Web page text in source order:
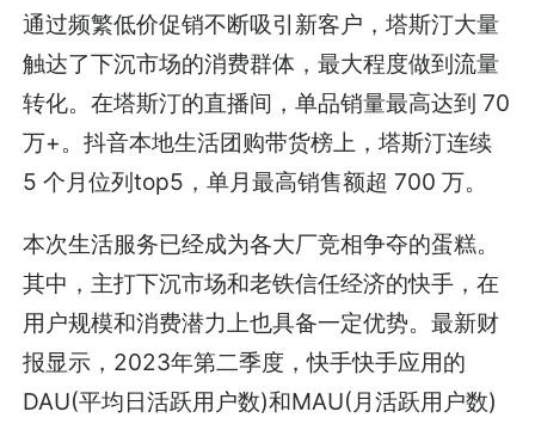
通过频繁低价促销不断吸引新客户，塔斯汀大量
触达了下沉市场的消费群体，最大程度做到流量
转化。在塔斯汀的直播间，单品销量最高达到 70
万+。抖音本地生活团购带货榜上，塔斯汀连续
5 个月位列top5，单月最高销售额超 700 万。
本次生活服务已经成为各大厂竞相争夺的蛋糕。
其中，主打下沉市场和老铁信任经济的快手，在
用户规模和消费潜力上也具备一定优势。最新财
报显示，2023年第二季度，快手快手应用的
DAU(平均日活跃用户数)和MAU(月活跃用户数)